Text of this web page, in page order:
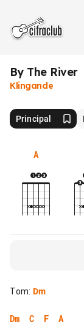
By The River
Klingande
Principal
A
Tom: Dm
Dm C F
A